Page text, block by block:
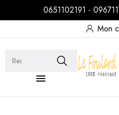
0651102191 -
Mon
